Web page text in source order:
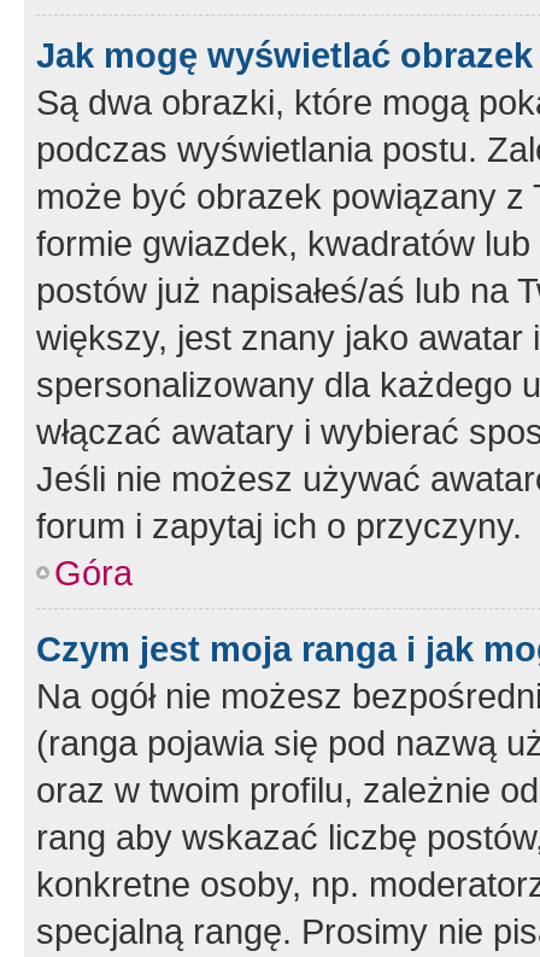
Jak mogę wyświetlać
Są dwa obrazki, które mogą
podczas wyświetlania postu.
może być obrazek powiązany z
formie gwiazdek, kwadratów
postów już napisałeś/aś lub na
większy, jest znany jako
spersonalizowany dla każdego
włączać awatary i wybierać
Jeśli nie możesz używać
forum i zapytaj ich o przyczyny.
Góra
Czym jest moja ranga i jak
Na ogół nie możesz
(ranga pojawia się pod nazwą
oraz w twoim profilu, zależnie
rang aby wskazać liczbę
konkretne osoby, np.
specjalną rangę. Prosimy nie